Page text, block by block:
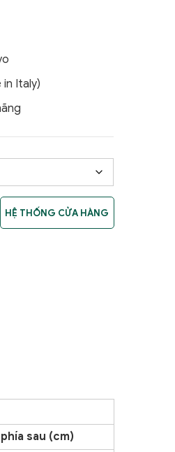
in Italy)
HỆ THỐNG CỬA HÀNG
sau (cm)